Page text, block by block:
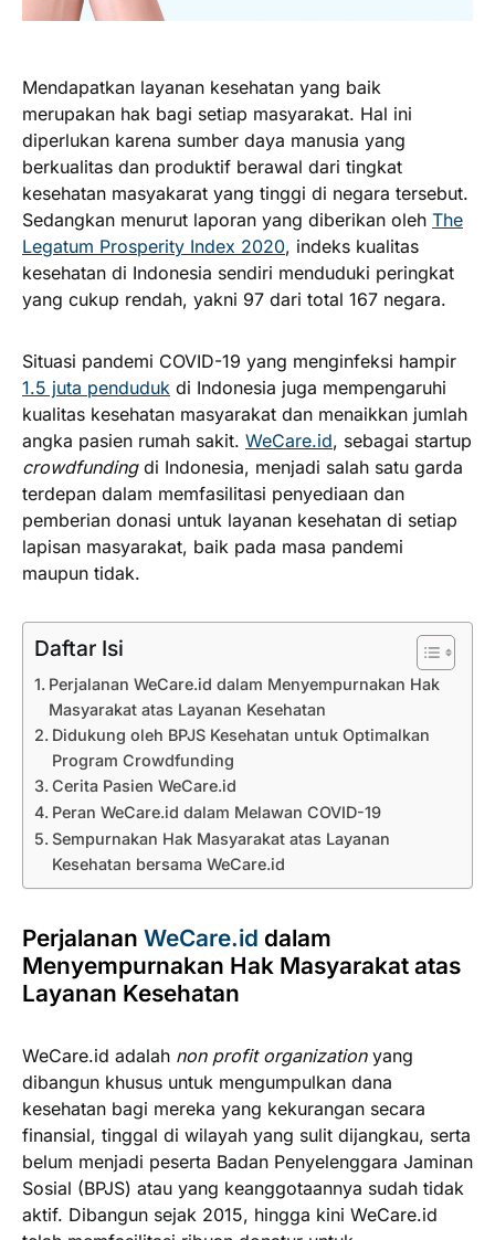
Mendapatkan layanan kesehatan yang baik
merupakan hak bagi setiap masyarakat. Hal ini
diperlukan karena sumber daya manusia yang
berkualitas dan produktif berawal dari tingkat
kesehatan masyakarat yang tinggi di negara tersebut.
Sedangkan menurut laporan yang diberikan oleh The
Legatum Prosperity Index 2020, indeks kualitas
kesehatan di Indonesia sendiri menduduki peringkat
yang cukup rendah, yakni 97 dari total 167 negara.
Situasi pandemi COVID-19 yang menginfeksi hampir
1.5 juta penduduk di Indonesia juga mempengaruhi
kualitas kesehatan masyarakat dan menaikkan jumlah
angka pasien rumah sakit. WeCare.id, sebagai startup
crowdfundingdi Indonesia, menjadi salah satu garda
terdepan dalam memfasilitasi penyediaan dan
pemberian donasi untuk layanan kesehatan di setiap
lapisan masyarakat, baik pada masa pandemi
maupun tidak.
Daftar Isi
Perjalanan WeCare.id dalam Menyempurnakan Hak
Masyarakat atas Layanan Kesehatan
Didukung oleh BPJS Kesehatan untuk Optimalkan
Program Crowdfunding
Cerita Pasien WeCare.id
Peran WeCare.id dalam Melawan COVID-19
Sempurnakan Hak Masyarakat atas Layanan
Kesehatan bersama WeCare.id
Perjalanan WeCare.id dalam
Menyempurnakan Hak Masyarakat atas
Layanan Kesehatan
WeCare.id adalah non profit organizationyang
dibangun khusus untuk mengumpulkan dana
kesehatan bagi mereka yang kekurangan secara
finansial, tinggal di wilayah yang sulit dijangkau, serta
belum menjadi peserta Badan Penyelenggara Jaminan
Sosial (BPJS) atau yang keanggotaannya sudah tidak
aktif. Dibangun sejak 2015, hingga kini WeCare.id